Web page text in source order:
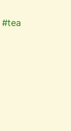
#tea